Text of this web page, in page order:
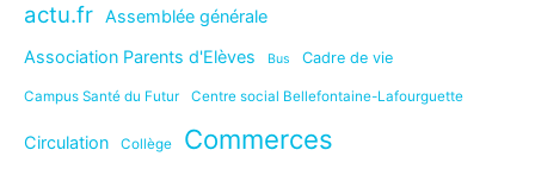
actu.fr Assemblée générale
Association Parents d'Elèves
Bus Cadre de vie
Campus Santé du Futur Centre social Bellefontaine-Lafourguette
Circulation Collège Commerces